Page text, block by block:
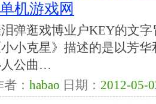
机游戏网
泪弹逛戏博业户KEY的文
小克星》描述的是以芳
人公曲…
： habao 日期： 2012-05-